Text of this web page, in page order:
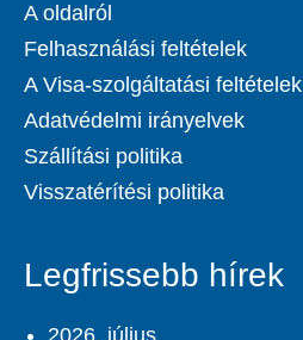
A oldalról
Felhasználási feltételek
A Visa-szolgáltatási feltételek
Adatvédelmi irányelvek
Szállítási politika
Visszatérítési politika
Legfrissebb hírek